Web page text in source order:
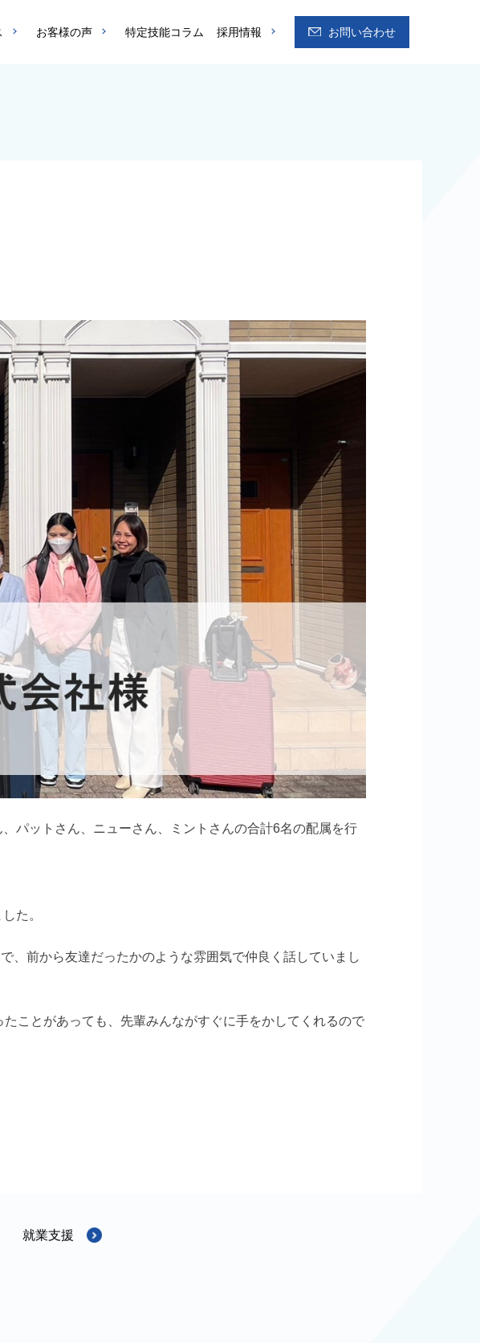
お客様の声 特定技能コラム 採用情報 お問い合わせ
パットさん、ニューさん、ミントさんの合計6名の配属を行
た。
、前から友達だったかのような雰囲気で仲良く話していまし
ことがあっても、先輩みんながすぐに手をかしてくれるので
就業支援